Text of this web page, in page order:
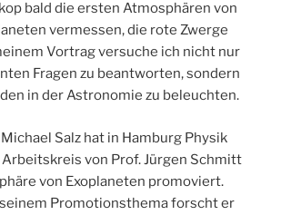
bald die ersten Atmosphären von
vermessen, die rote Zwerge
Vortrag versuche ich nicht nur
Fragen zu beantworten, sondern
in der Astronomie zu beleuchten.
Michael Salz hat in Hamburg Physik
von Prof. Jürgen Schmitt
von Exoplaneten promoviert.
Promotionsthema forscht er